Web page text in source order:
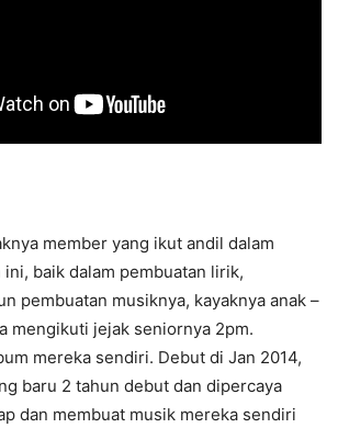
member yang ikut andil dalam
baik dalam pembuatan lirik,
pembuatan musiknya, kayaknya anak –
mengikuti jejak seniornya 2pm.
mereka sendiri. Debut di Jan 2014,
baru 2 tahun debut dan dipercaya
dan membuat musik mereka sendiri